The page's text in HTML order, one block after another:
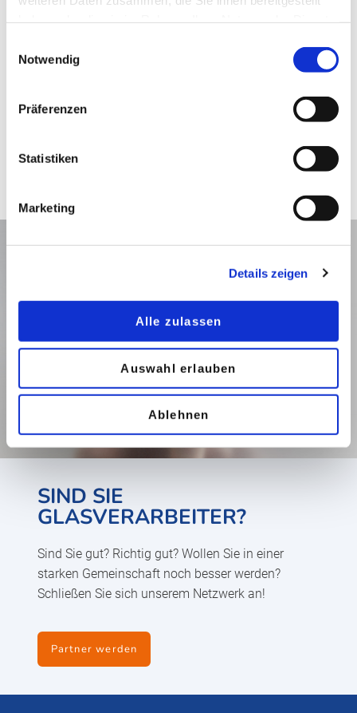
Notwendig
Präferenzen
Statistiken
Marketing
Details zeigen
Alle zulassen
Auswahl erlauben
Ablehnen
Mehr erfahren
SIND SIE
GLASVERARBEITER?
Sind Sie gut? Richtig gut? Wollen Sie in einer
starken Gemeinschaft noch besser werden?
Schließen Sie sich unserem Netzwerk an!
Partner werden